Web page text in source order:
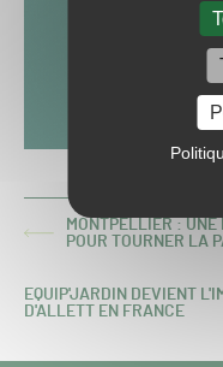
ARTICLE
MONTPELLIER : UNE
POUR TOURNER LA
ARTICLE
EQUIP'JARDIN DEVIENT
D'ALLETT EN FRANCE